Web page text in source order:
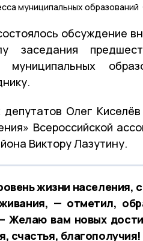
муниципальных образований
обсуждение
Олег Киселёв
Всероссийской
Виктору Лазутину.
жизни населения,
— отметил,
Желаю вам новых
счастья, благополучия!